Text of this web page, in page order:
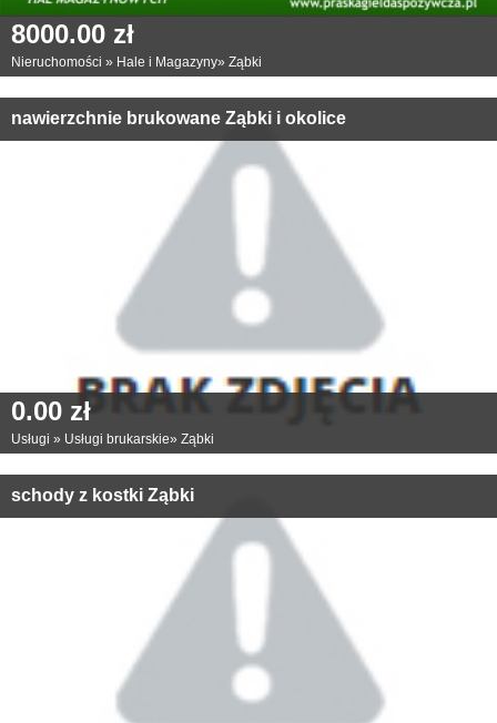
8000.00 zł
Nieruchomości » Hale i Magazyny» Ząbki
nawierzchnie brukowane Ząbki i okolice
0.00 zł
Usługi » Usługi brukarskie» Ząbki
schody z kostki Ząbki